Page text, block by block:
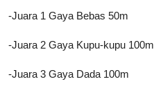
-Juara 1 Gaya Bebas 50m
-Juara 2 Gaya Kupu-kupu 100m
-Juara 3 Gaya Dada 100m